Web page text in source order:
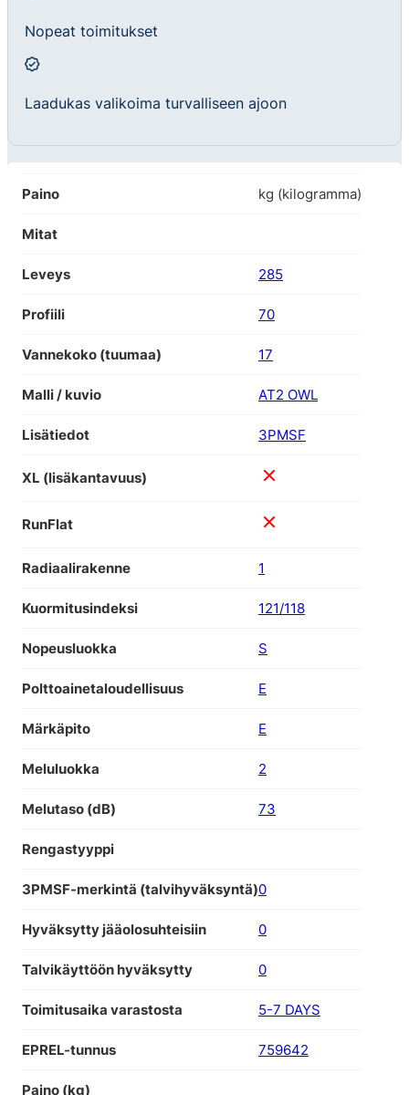
Nopeat toimitukset
Laadukas valikoima turvalliseen ajoon
Paino kg (kilogramma)
Mitat
Leveys 285
Profiili 70
Vannekoko (tuumaa) 17
Malli / kuvio AT2 OWL
Lisätiedot 3PMSF
XL (lisäkantavuus)
RunFlat
Radiaalirakenne 1
Kuormitusindeksi 121/118
Nopeusluokka S
Polttoainetaloudellisuus E
Märkäpito E
Meluluokka 2
Melutaso (dB) 73
Rengastyyppi
3PMSF-merkintä (talvihyväksyntä)0
Hyväksytty jääolosuhteisiin 0
Talvikäyttöön hyväksytty 0
Toimitusaika varastosta 5-7 DAYS
EPREL-tunnus 759642
Paino (kg)